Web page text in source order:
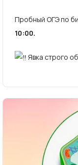
Пробный ОГЭ по
10:00.
Явка строго